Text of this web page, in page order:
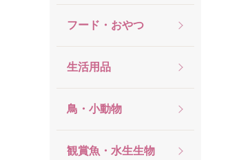
フード・おやつ
生活用品
鳥・小動物
観賞魚・水生生物